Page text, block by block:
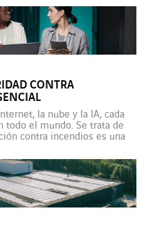
y en el resto de Europa. La
CONTRA
la nube y la IA, cada
todo el mundo. Se trata de
contra incendios es una
como rosquillas.